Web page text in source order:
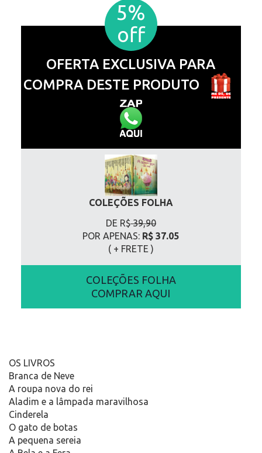
5%
off
OFERTA EXCLUSIVA PARA
COMPRA DESTE PRODUTO
COLEÇÕES FOLHA
DE R$39,90
POR APENAS: R$ 37.05
( + FRETE)
COLEÇÕES FOLHA
COMPRAR AQUI
OS LIVROS
Branca de Neve
A roupa nova do rei
Aladim e a lâmpada maravilhosa
Cinderela
O gato de botas
A pequena sereia